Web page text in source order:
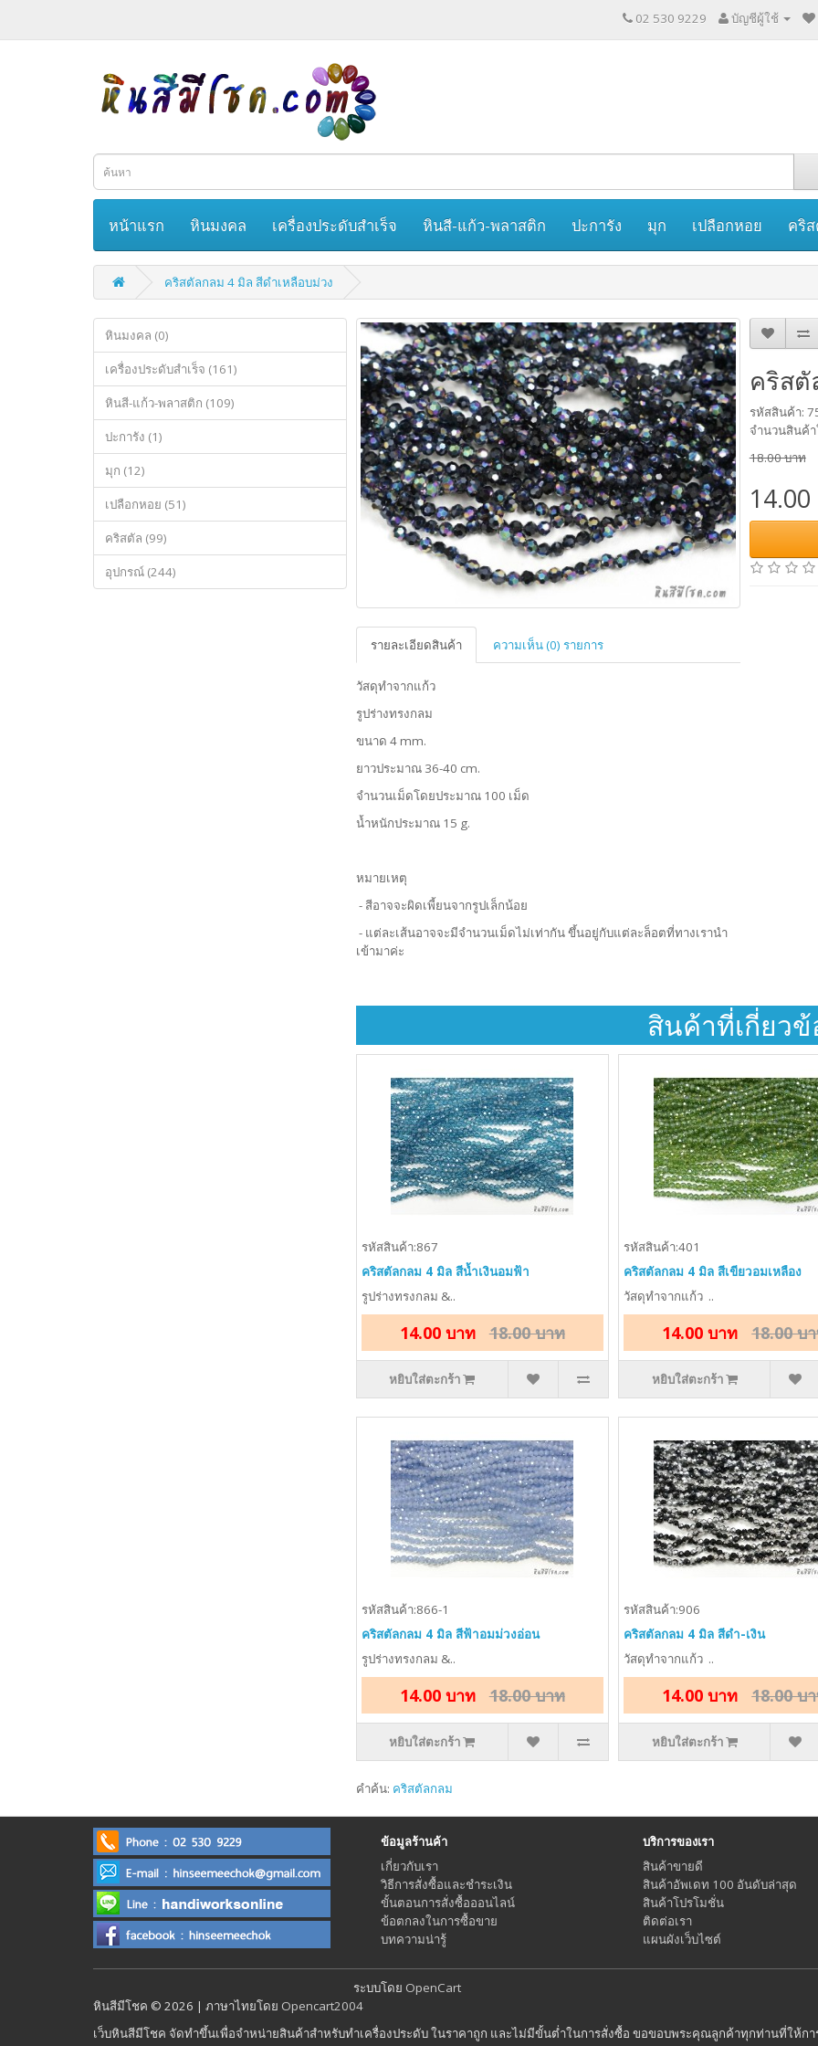
02 530 9229 บัญชีผู้ใช้
หน้าแรก หินมงคล เครื่องประดับสำเร็จ หินสี-แก้ว-พลาสติก ปะการัง มุก เปลือกหอย คริ
คริสตัลกลม 4 มิล สีดำเหลือบม่วง
หินมงคล (0)
เครื่องประดับสำเร็จ (161)
หินสี-แก้ว-พลาสติก (109)
ปะการัง (1)
มุก (12)
เปลือกหอย (51)
คริสตัล (99)
อุปกรณ์ (244)
รายละเอียดสินค้า ความเห็น (0) รายการ
วัสดุทำจากแก้ว
รูปร่างทรงกลม
ขนาด 4 mm.
ยาวประมาณ 36-40 cm.
จำนวนเม็ดโดยประมาณ 100 เม็ด
น้ำหนักประมาณ 15 g.
หมายเหตุ
- สีอาจจะผิดเพี้ยนจากรูปเล็กน้อย
- แต่ละเส้นอาจจะมีจำนวนเม็ดไม่เท่ากัน ขึ้นอยู่กับแต่ละล็อตที่ทางเรานำ
เข้ามาค่ะ
คริสตั
รหัสสินค้า:
จำนวนสินค้
18.00 บาท
สินค้าที่เกี่ยวข้
รหัสสินค้า:867
คริสตัลกลม 4 มิล สีน้ำเงินอมฟ้า
รูปร่างทรงกลม &..
14.00 บาท 18.00 บาท
หยิบใส่ตะกร้า
รหัสสินค้า:401
คริสตัลกลม 4 มิล สีเขียวอมเหลือง
วัสดุทำจากแก้ว ..
14.00 บาท 18.00 บ
หยิบใส่ตะกร้า
รหัสสินค้า:866-1
คริสตัลกลม 4 มิล สีฟ้าอมม่วงอ่อน
รูปร่างทรงกลม &..
14.00 บาท 18.00 บาท
หยิบใส่ตะกร้า
รหัสสินค้า:906
คริสตัลกลม 4 มิล สีดำ-เงิน
วัสดุทำจากแก้ว ..
14.00 บาท 18.00 บ
หยิบใส่ตะกร้า
คำค้น: คริสตัลกลม
ข้อมูลร้านค้า
เกี่ยวกับเรา
วิธีการสั่งซื้อและชำระเงิน
ขั้นตอนการสั่งซื้อออนไลน์
ข้อตกลงในการซื้อขาย
บทความน่ารู้
บริการของเรา
สินค้าขายดี
สินค้าอัพเดท 100 อันดับล่าสุด
สินค้าโปรโมชั่น
ติดต่อเรา
แผนผังเว็บไซต์
ระบบโดย OpenCart
หินสีมีโชค © 2026 | ภาษาไทยโดย Opencart2004
เว็บหินสีมีโชค จัดทำขึ้นเพื่อจำหน่ายสินค้าสำหรับทำเครื่องประดับ ในราคาถูก และไม่มีขั้นต่ำในการสั่งซื้อ ขอขอบพระคุณลูกค้าทุกท่านที่ให้ก